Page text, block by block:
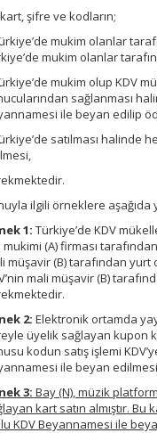
şifre ve kodların;
mukim olanlar
mukim olanlar
mukim olup KDV
sağlanması
ile beyan edilip
satılması halinde
ilgili örneklere aşağıda
1: Türkiye’de KDV
mukimi (A) firması
müşavir (B) tarafından yurt
mali müşavir (B)
2: Elektronik ortamda
üyelik sağlayan kupon
kodun satış işlemi
ile beyan
3: Bay (N), müzik
kart satın almıştır. Bu
KDV Beyannamesi ile